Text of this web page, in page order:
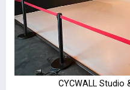
CYCWALL Studio